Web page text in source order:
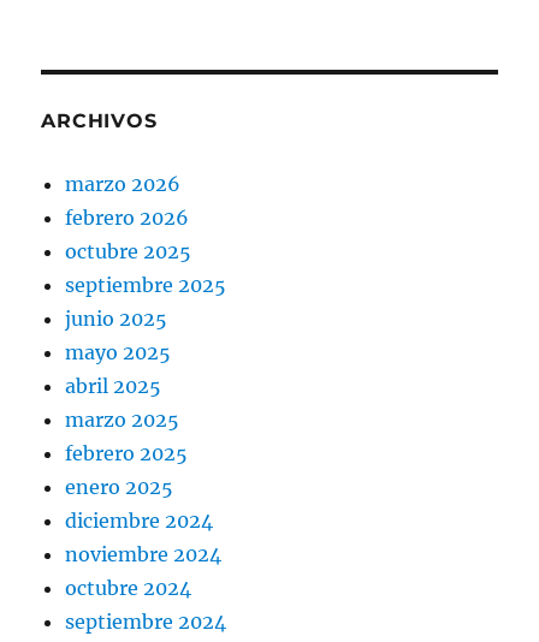
ARCHIVOS
marzo 2026
febrero 2026
octubre 2025
septiembre 2025
junio 2025
mayo 2025
abril 2025
marzo 2025
febrero 2025
enero 2025
diciembre 2024
noviembre 2024
octubre 2024
septiembre 2024